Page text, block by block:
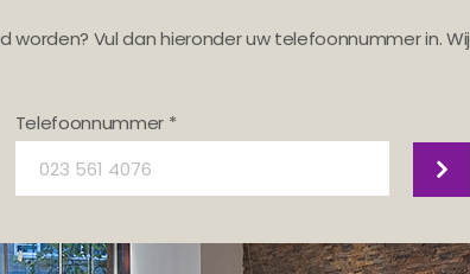
Vul dan hieronder uw telefoonnummer in. Wij
Telefoonnummer *